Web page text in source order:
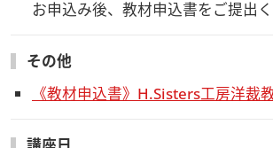
お申込み後、教材申込書をご提出く
その他
《教材申込書》H.Sisters工房洋裁